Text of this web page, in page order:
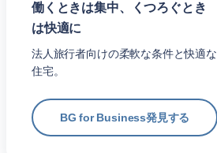
働くときは集中、くつろぐとき
は快適に
法人旅行者向けの柔軟な条件と快適な
住宅。
BG for Business発見する